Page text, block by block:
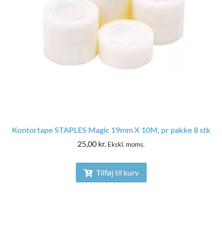
Kontortape STAPLES Magic 19mm X 10M, pr pakke 8 stk
25,00 kr. Ekskl. moms.
Tilføj til kurv